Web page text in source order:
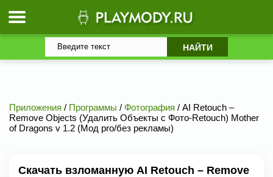
Приложения / Программы / Фотография / AI Retouch –
Remove Objects (Удалить Объекты с Фото-Retouch) Mother
of Dragons v 1.2 (Мод pro/без рекламы)
Скачать взломанную AI Retouch – Remove